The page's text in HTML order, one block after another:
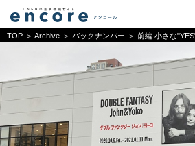
TOP Archive バックナンバー 前編 小さな